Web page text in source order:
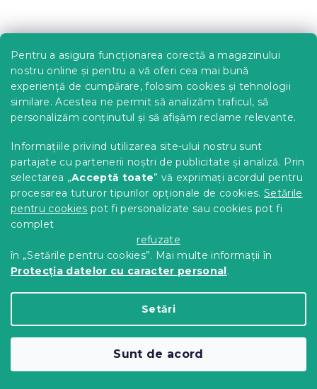
Pentru a asigura funcționarea corectă a magazinului
nostru online și pentru a vă oferi cea mai bună
experiență de cumpărare, folosim cookies și tehnologii
similare. Acestea ne permit să analizăm traficul, să
personalizăm conținutul și să afișăm reclame relevante.
Informațiile privind utilizarea site-ului nostru sunt
partajate cu partenerii noștri de publicitate și analiză. Prin
selectarea „Acceptă toate” vă exprimați acordul pentru
procesarea tuturor tipurilor opționale de cookies. Setările
pentru cookies pot fi personalizate sau cookies pot fi
complet
refuzate
în „Setările pentru cookies”. Mai multe informații în
Protecția datelor cu caracter personal.
Setări
Sunt de acord
Saltea DIN SPUMA EUREBIA 23 cm 120 x
200 cm
14 zile
de la1 627 Lei Detalii